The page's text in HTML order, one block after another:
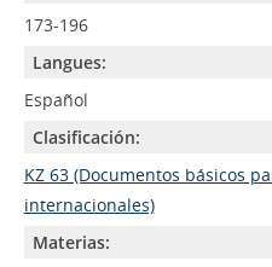
173-196
Langues:
Español
Clasificación:
KZ 63 (Documentos básicos
internacionales)
Materias: